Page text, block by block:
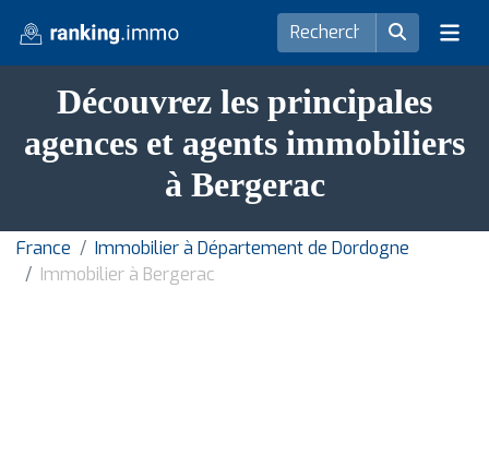
Découvrez les principales
agences et agents immobiliers
à Bergerac
France
Immobilier à Département de Dordogne
Immobilier à Bergerac